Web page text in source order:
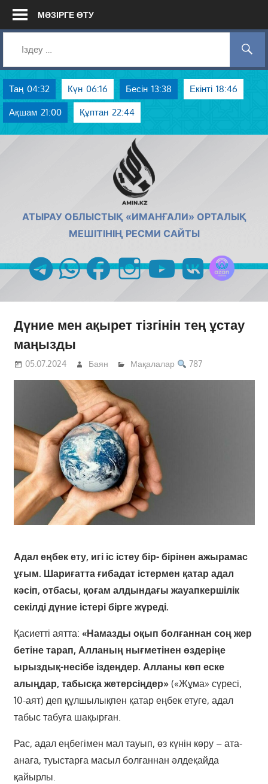
Skip
МӘЗІРГЕ ӨТУ
Таң 04:32 Күн 06:16 Бесін 13:38 Екінті 18:46
Ақшам 21:00 Құптан 22:44
АТЫРАУ ОБЛЫСТЫҚ «ИМАНҒАЛИ» ОРТАЛЫҚ
МЕШІТІНІҢ РЕСМИ САЙТЫ
telegramwhatsappfacebookinstagramyoutubevk
Дүние мен ақырет тізгінін тең ұстау
маңызды
05.07.2024 Баян Мақалалар 787
Адал еңбек ету, игі іс істеу бір- бірінен ажырамас
ұғым. Шариғатта ғибадат істермен қатар адал
кәсіп, от­басы, қоғам алдындағы жауапкершілік
секілді дүние істері бірге жүреді.
Қасиетті аятта: «Намазды оқып болғаннан соң жер
бетіне тарап, Алланың нығметінен өздеріңе
ырыздық-несібе іздеңдер. Алла­ны көп еске
алыңдар, табысқа жетерсіңдер» («Жұма» сүресі,
10-аят) деп құлшылықпен қатар еңбек етуге, адал
табыс табуға шақырған.
Рас, адал еңбегімен мал тауып, өз күнін көру – ата-
анаға, туыстарға масыл болғаннан әлдеқайда
қайырлы.